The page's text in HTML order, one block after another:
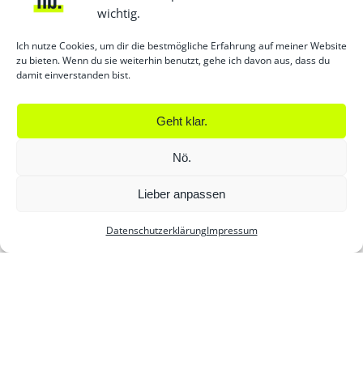
wichtig.
Ich nutze Cookies, um dir die bestmögliche Erfahrung auf meiner Website
zu bieten. Wenn du sie weiterhin benutzt, gehe ich davon aus, dass du
damit einverstanden bist.
Geht klar.
Nö.
Lieber anpassen
DatenschutzerklärungImpressum
DATENSCHUTZ
AGB